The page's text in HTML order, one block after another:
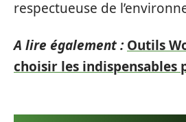
respectueuse de
A lire également : Outils
choisir les indispensables